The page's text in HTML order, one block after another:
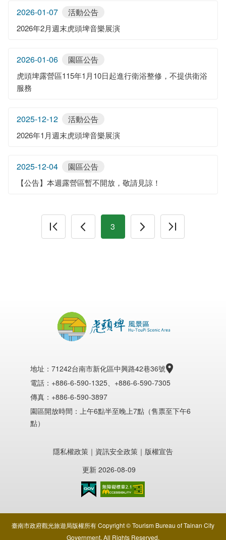
2026-01-07
活動公告
2026年2月週末虎頭埤音樂展演
2026-01-06
園區公告
虎頭埤露營區115年1月10日起進行衛浴整修，不提供衛浴
服務
2025-12-12
活動公告
2026年1月週末虎頭埤音樂展演
2025-12-04
園區公告
【公告】本週露營區暫不開放，敬請見諒！
3
地址：71242台南市新化區中興路42巷36號
電話：+886-6-590-1325、+886-6-590-7305
傳真：+886-6-590-3897
園區開放時間：上午6點半至晚上7點（售票至下午6
點）
隱私權政策 ｜ 資訊安全政策 ｜ 版權宣告
更新 2026-08-09
臺南市政府觀光旅遊局版權所有 Copyright © Tourism Bureau of Tainan City
Government. All Rights Reserved.